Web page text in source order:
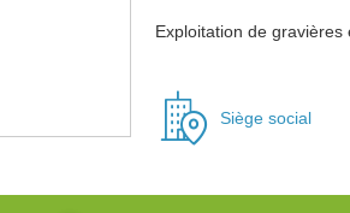
Exploitation de gravières
Siège social